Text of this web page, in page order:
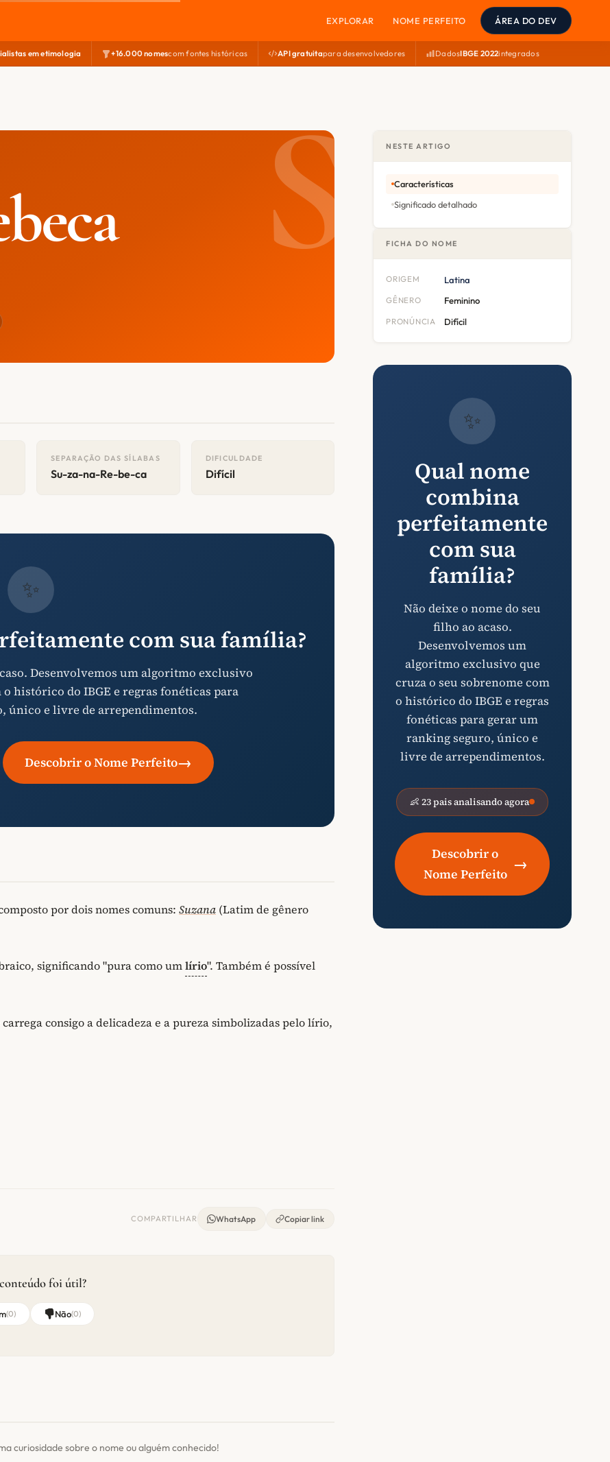
EXPLORAR NOME PERFEITO ÁREA DO DEV
em etimologia +16.000 nomescom fontes históricas API gratuitapara desenvolvedores DadosIBGE 2022integrados
SEPARAÇÃO DAS SÍLABAS
Su-za-na-Re-be-ca
DIFICULDADE
Difícil
✨
com sua família?
Desenvolvemos um algoritmo exclusivo
histórico do IBGE e regras fonéticas para
único e livre de arrependimentos.
Descobrir o Nome Perfeito→
por dois nomes comuns: Suzana (Latim de gênero
significando "pura como umlírio". Também é possível
consigo a delicadeza e a pureza simbolizadas pelo lírio,
COMPARTILHAR WhatsApp Copiar link
foi útil?
(0) Não(0)
curiosidade sobre o nome ou alguém conhecido!
NESTE ARTIGO
Características
Significado detalhado
FICHA DO NOME
ORIGEM Latina
GÊNERO Feminino
PRONÚNCIA Difícil
✨
Qual nome
combina
perfeitamente
com sua
família?
Não deixe o nome do seu
filho ao acaso.
Desenvolvemos um
algoritmo exclusivo que
cruza o seu sobrenome com
o histórico do IBGE e regras
fonéticas para gerar um
ranking seguro, único e
livre de arrependimentos.
👶 23 pais analisando agora
Descobrir o
Nome Perfeito
→